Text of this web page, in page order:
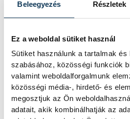
Beleegyezés Részletek
Ez a weboldal sütiket használ
Sütiket használunk a tartalmak
szabásához, közösségi funkciók
valamint weboldalforgalmunk
közösségi média-, hirdető- és
megosztjuk az Ön
adatait, akik kombinálhatják az
SOROZAT NŐI
HAZAI
VEHIR-
VENDÉG
BVSC-
IDŐPONT
2026.
HELYSZÍN
MIHÁLY
EREDMÉNY
3-2